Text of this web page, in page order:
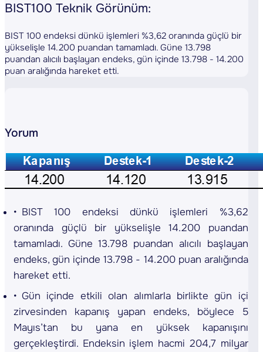
BIST100 Teknik Görünüm:
BIST 100 endeksi dünkü işlemleri %3,62 oranında güçlü bir
yükselişle 14.200 puandan tamamladı. Güne 13.798
puandan alıcılı başlayan endeks, gün içinde 13.798 - 14.200
puan aralığında hareket etti.
Yorum
BIST 100 endeksi dünkü işlemleri %3,62
oranında güçlü bir yükselişle 14.200 puandan
tamamladı. Güne 13.798 puandan alıcılı başlayan
endeks, gün içinde 13.798 - 14.200 puan aralığında
hareket etti.
Gün içinde etkili olan alımlarla birlikte gün içi
zirvesinden kapanış yapan endeks, böylece 5
Mayıs’tan bu yana en yüksek kapanışını
gerçekleştirdi. Endeksin işlem hacmi 204,7 milyar